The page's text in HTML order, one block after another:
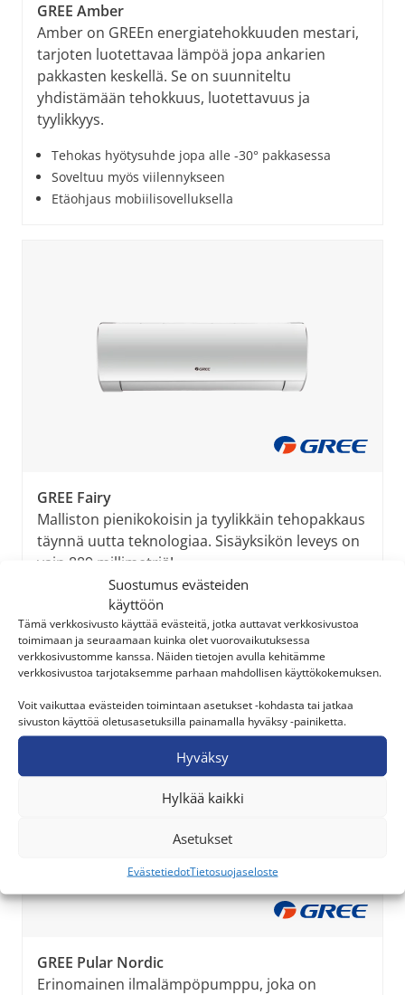
Suostumus evästeiden
käyttöön
Tämä verkkosivusto käyttää evästeitä, jotka auttavat verkkosivustoa
toimimaan ja seuraamaan kuinka olet vuorovaikutuksessa
verkkosivustomme kanssa. Näiden tietojen avulla kehitämme
verkkosivustoa tarjotaksemme parhaan mahdollisen käyttökokemuksen.
Voit vaikuttaa evästeiden toimintaan asetukset -kohdasta tai jatkaa
sivuston käyttöä oletusasetuksilla painamalla hyväksy -painiketta.
Hyväksy
Hylkää kaikki
Asetukset
EvästetiedotTietosuojaseloste
GREE Amber
Amber on GREEn energiatehokkuuden mestari,
tarjoten luotettavaa lämpöä jopa ankarien
pakkasten keskellä. Se on suunniteltu
yhdistämään tehokkuus, luotettavuus ja
tyylikkyys.
Tehokas hyötysuhde jopa alle -30° pakkasessa
Soveltuu myös viilennykseen
Etäohjaus mobiilisovelluksella
GREE Fairy
Malliston pienikokoisin ja tyylikkäin tehopakkaus
täynnä uutta teknologiaa. Sisäyksikön leveys on
vain 889 millimetriä!
Näyttävä ja siro sisäyksikkö
Hiljaista tehokkuutta - monipuoliset puhallinsäädöt
Laitteen langaton hallinta puhelinsovelluksella
Ympäristöystävällinen R32-kylmäaine
GREE Pular Nordic
Erinomainen ilmalämpöpumppu, joka on